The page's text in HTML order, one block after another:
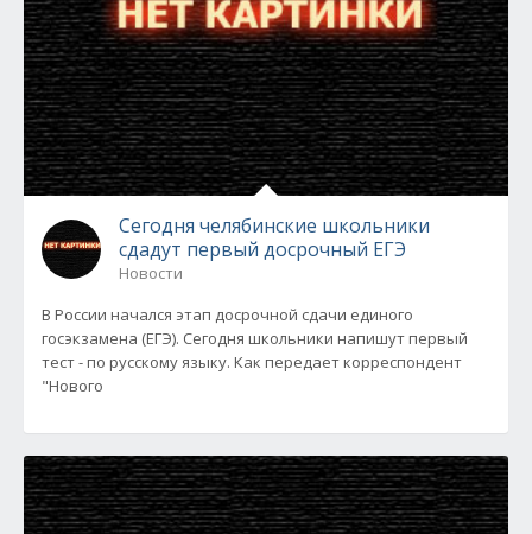
Сегодня челябинские школьники
сдадут первый досрочный ЕГЭ
Новости
В России начался этап досрочной сдачи единого
госэкзамена (ЕГЭ). Сегодня школьники напишут первый
тест - по русскому языку. Как передает корреспондент
"Нового